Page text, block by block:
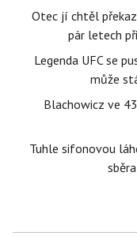
Otec jí chtěl
pár letech
Legenda UFC se
může
Blachowicz ve
Tuhle sifonovou